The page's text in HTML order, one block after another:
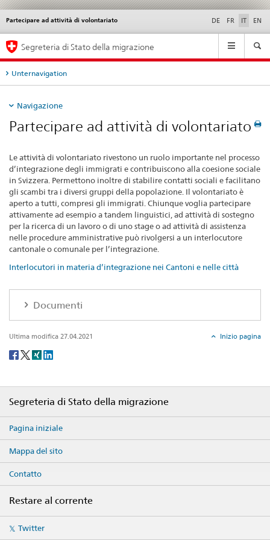
Partecipare ad attività di volontariato DE FR IT EN
Service
Navigation
Segreteria di Stato della migrazione
Unternavigation
Navigazione
Partecipare ad attività di volontariato
Le attività di volontariato rivestono un ruolo importante nel processo
d’integrazione degli immigrati e contribuiscono alla coesione sociale
in Svizzera. Permettono inoltre di stabilire contatti sociali e facilitano
gli scambi tra i diversi gruppi della popolazione. Il volontariato è
aperto a tutti, compresi gli immigrati. Chiunque voglia partecipare
attivamente ad esempio a tandem linguistici, ad attività di sostegno
per la ricerca di un lavoro o di uno stage o ad attività di assistenza
nelle procedure amministrative può rivolgersi a un interlocutore
cantonale o comunale per l’integrazione.
Interlocutori in materia d’integrazione nei Cantoni e nelle città
Documenti
Ultima modifica 27.04.2021 Inizio pagina
Social
Segreteria di Stato della migrazione
Pagina iniziale
Mappa del sito
Contatto
Restare al corrente
mediaTwitter